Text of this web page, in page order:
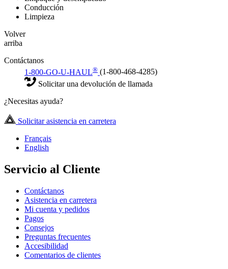
Conducción
Limpieza
Volver
arriba
Contáctanos
1-800-GO-U-HAUL® (1-800-468-4285)
Solicitar una devolución de llamada
¿Necesitas ayuda?
Solicitar asistencia en carretera
Français
English
Servicio al Cliente
Contáctanos
Asistencia en carretera
Mi cuenta y pedidos
Pagos
Consejos
Preguntas frecuentes
Accesibilidad
Comentarios de clientes